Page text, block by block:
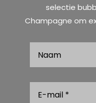
selectie
Champagne om